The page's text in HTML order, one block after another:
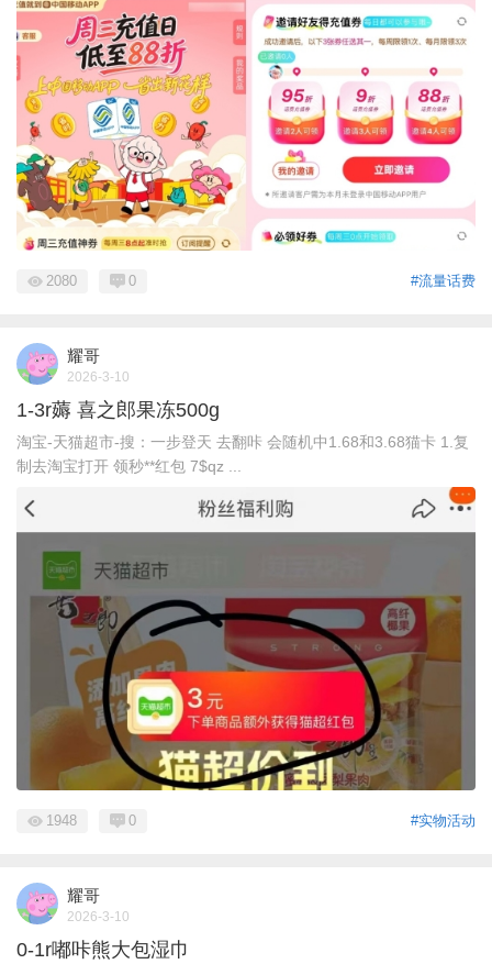
#流量话费
2080 0
耀哥
2026-3-10
1-3r薅 喜之郎果冻500g
淘宝-天猫超市-搜：一步登天 去翻咔 会随机中1.68和3.68猫卡 1.复
制去淘宝打开 领秒**红包 7$qz ...
#实物活动
1948 0
耀哥
2026-3-10
0-1r嘟咔熊大包湿巾